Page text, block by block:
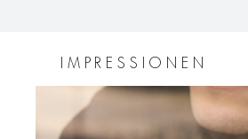
IMPRESSIONEN